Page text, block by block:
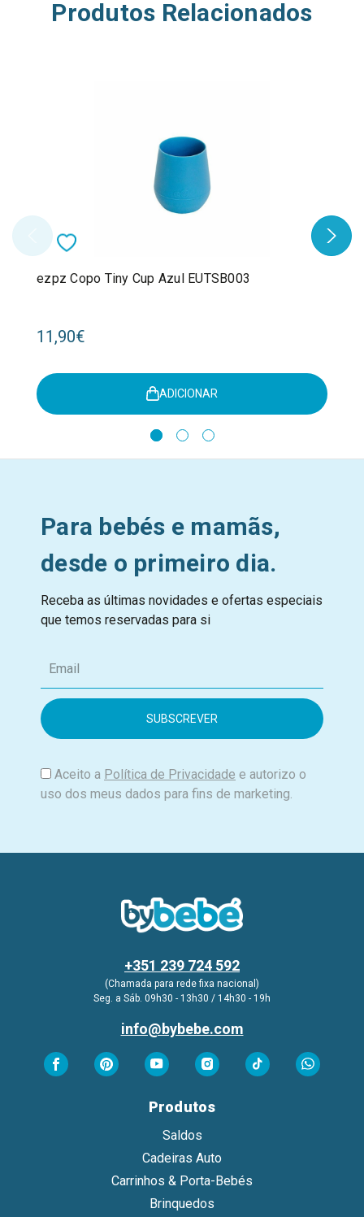
Produtos Relacionados
ezpz Copo Tiny Cup Azul EUTSB003
11,90€
ADICIONAR
Para bebés e mamãs,
desde o primeiro dia.
Receba as últimas novidades e ofertas especiais
que temos reservadas para si
m
i
Aceito a Política de Privacidade e autorizo o
uso dos meus dados para fins de marketing.
+351 239 724 592
(Chamada para rede fixa nacional)
Seg. a Sáb. 09h30 - 13h30 / 14h30 - 19h
info@bybebe.com
Produtos
Saldos
Cadeiras Auto
Carrinhos & Porta-Bebés
Brinquedos